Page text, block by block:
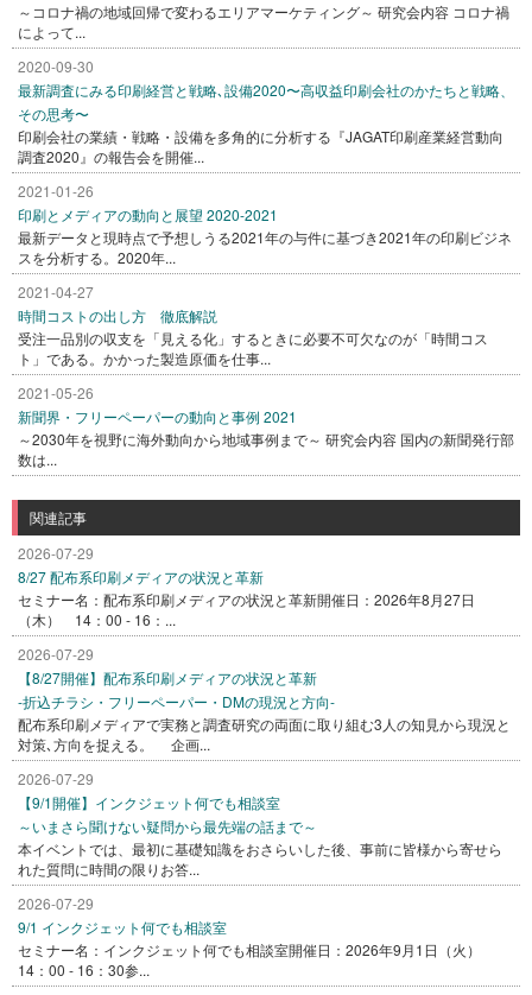
～コロナ禍の地域回帰で変わるエリアマーケティング～ 研究会内容 コロナ禍
によって...
2020-09-30
最新調査にみる印刷経営と戦略､設備2020〜高収益印刷会社のかたちと戦略、
その思考〜
印刷会社の業績・戦略・設備を多角的に分析する『JAGAT印刷産業経営動向
調査2020』の報告会を開催...
2021-01-26
印刷とメディアの動向と展望 2020-2021
最新データと現時点で予想しうる2021年の与件に基づき2021年の印刷ビジネ
スを分析する。2020年...
2021-04-27
時間コストの出し方 徹底解説
受注一品別の収支を「見える化」するときに必要不可欠なのが「時間コス
ト」である。かかった製造原価を仕事...
2021-05-26
新聞界・フリーペーパーの動向と事例 2021
～2030年を視野に海外動向から地域事例まで～ 研究会内容 国内の新聞発行部
数は...
関連記事
2026-07-29
8/27 配布系印刷メディアの状況と革新
セミナー名：配布系印刷メディアの状況と革新開催日：2026年8月27日
（木） 14：00 - 16：...
2026-07-29
【8/27開催】配布系印刷メディアの状況と革新
-折込チラシ・フリーペーパー・DMの現況と方向-
配布系印刷メディアで実務と調査研究の両面に取り組む3人の知見から現況と
対策､方向を捉える。 企画...
2026-07-29
【9/1開催】インクジェット何でも相談室
～いまさら聞けない疑問から最先端の話まで～
本イベントでは、最初に基礎知識をおさらいした後、事前に皆様から寄せら
れた質問に時間の限りお答...
2026-07-29
9/1 インクジェット何でも相談室
セミナー名：インクジェット何でも相談室開催日：2026年9月1日（火）
14：00 - 16：30参...